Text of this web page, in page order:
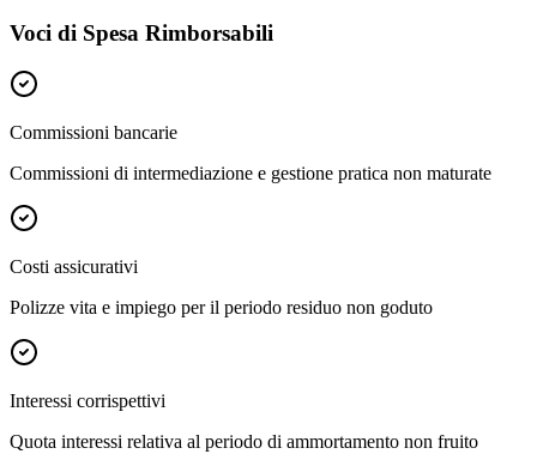
Voci di Spesa Rimborsabili
Commissioni bancarie
Commissioni di intermediazione e gestione pratica non maturate
Costi assicurativi
Polizze vita e impiego per il periodo residuo non goduto
Interessi corrispettivi
Quota interessi relativa al periodo di ammortamento non fruito